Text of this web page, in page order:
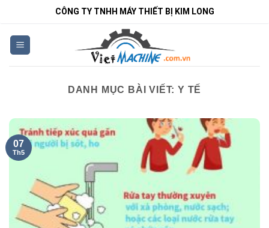
nội
dung
CÔNG TY TNHH MÁY THIẾT BỊ KIM LONG
DANH MỤC BÀI VIẾT: Y TẾ
07
Th5